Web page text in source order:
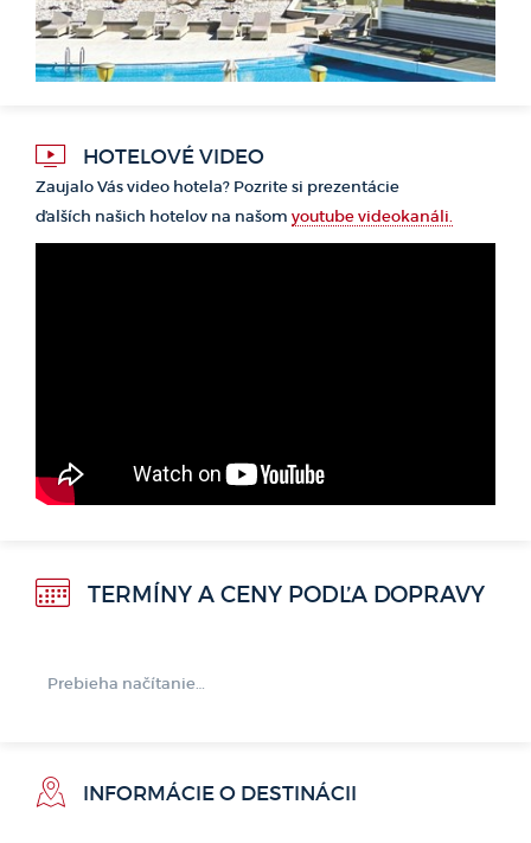
HOTELOVÉ VIDEO
Zaujalo Vás video hotela? Pozrite si prezentácie
ďalších našich hotelov na našom youtube videokanáli.
TERMÍNY A CENY PODĽA DOPRAVY
Prebieha načítanie…
Tento hotel si práve {looking}{count}
INFORMÁCIE O DESTINÁCII